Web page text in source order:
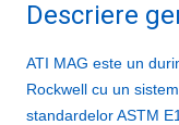
Descriere
ATI MAG este un
Rockwell cu un
standardelor ASTM